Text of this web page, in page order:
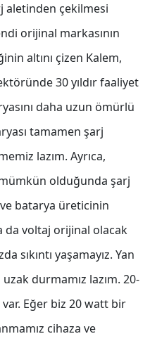
aletinden çekilmesi
orijinal markasının
altını çizen Kalem,
30 yıldır faaliyet
daha uzun ömürlü
tamamen şarj
lazım. Ayrıca,
mümkün olduğunda şarj
batarya üreticinin
da voltaj orijinal olacak
sıkıntı yaşamayız. Yan
durmamız lazım. 20-
Eğer biz 20 watt bir
cihaza ve